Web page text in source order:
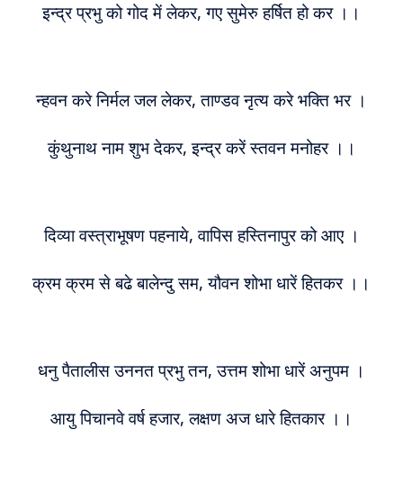
इन्द्र प्रभु को गोद में लेकर, गए सुमेरु हर्षित हो कर ।।
न्हवन करे निर्मल जल लेकर, ताण्डव नृत्य करे भक्ति भर ।
कुंथुनाथ नाम शुभ देकर, इन्द्र करें स्तवन मनोहर ।।
दिव्या वस्त्राभूषण पहनाये, वापिस हस्तिनापुर को आए ।
क्रम क्रम से बढे बालेन्दु सम, यौवन शोभा धारें हितकर ।।
धनु पैतालीस उननत प्रभु तन, उत्तम शोभा धारें अनुपम ।
आयु पिचानवे वर्ष हजार, लक्षण अज धारे हितकार ।।